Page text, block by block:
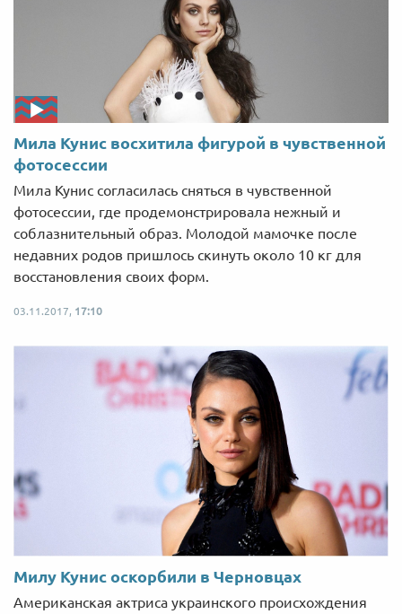
Мила Кунис восхитила фигурой в чувственной
фотосессии
Мила Кунис согласилась сняться в чувственной
фотосессии, где продемонстрировала нежный и
соблазнительный образ. Молодой мамочке после
недавних родов пришлось скинуть около 10 кг для
восстановления своих форм.
03.11.2017, 17:10
Милу Кунис оскорбили в Черновцах
Американская актриса украинского происхождения